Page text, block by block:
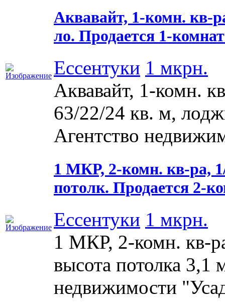
Аквавайт, 1-комн. кв-
ло. Продается 1-
Ессентуки 1 мкрн.
Аквавайт, 1-комн.
63/22/24 кв. м,
Агентство
1 МКР, 2-комн. кв-ра,
потолк. Продается 2-
Ессентуки 1 мкрн.
1 МКР, 2-комн. кв-
высота потолка 3,1
недвижимости